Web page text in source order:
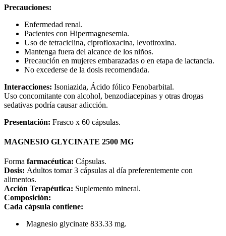
Precauciones:
Enfermedad renal.
Pacientes con Hipermagnesemia.
Uso de tetraciclina, ciprofloxacina, levotiroxina.
Mantenga fuera del alcance de los niños.
Precaución en mujeres embarazadas o en etapa de lactancia.
No excederse de la dosis recomendada.
Interacciones: Isoniazida, Ácido fólico Fenobarbital.
Uso concomitante con alcohol, benzodiacepinas y otras drogas
sedativas podría causar adicción.
Presentación: Frasco x 60 cápsulas.
MAGNESIO GLYCINATE 2500 MG
Forma farmacéutica: Cápsulas.
Dosis: Adultos tomar 3 cápsulas al día preferentemente con
alimentos.
Acción Terapéutica: Suplemento mineral.
Composición:
Cada cápsula contiene:
Magnesio glycinate 833.33 mg.